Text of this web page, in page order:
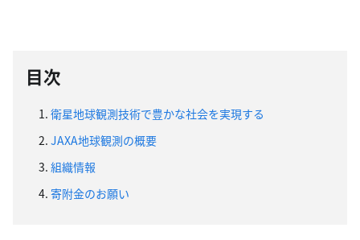
目次
1. 衛星地球観測技術で豊かな社会を実現する
2. JAXA地球観測の概要
3. 組織情報
4. 寄附金のお願い